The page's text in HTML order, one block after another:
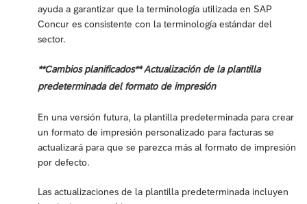
ayuda a garantizar que la terminología utilizada en SAP
Concur es consistente con la terminología estándar del
sector.
**Cambios planificados** Actualización de la plantilla
predeterminada del formato de impresión
En una versión futura, la plantilla predeterminada para crear
un formato de impresión personalizado para facturas se
actualizará para que se parezca más al formato de impresión
por defecto.
Las actualizaciones de la plantilla predeterminada incluyen